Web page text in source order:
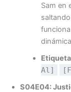
Sam en
Al]
S04E04: